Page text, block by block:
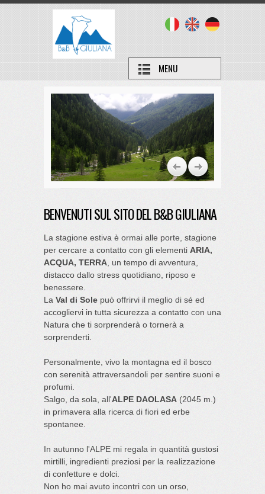
MENU
BENVENUTI SUL SITO DEL B&B GIULIANA
La stagione estiva è ormai alle porte, stagione
per cercare a contatto con gli elementi ARIA,
ACQUA, TERRA , un tempo di avventura,
distacco dallo stress quotidiano, riposo e
benessere.
La Val di Sole può offrirvi il meglio di sé ed
accogliervi in tutta sicurezza a contatto con una
Natura che ti sorprenderà o tornerà a
sorprenderti.
Personalmente, vivo la montagna ed il bosco
con serenità attraversandoli per sentire suoni e
profumi.
Salgo, da sola, all'ALPE DAOLASA (2045 m.)
in primavera alla ricerca di fiori ed erbe
spontanee.
In autunno l'ALPE mi regala in quantità gustosi
mirtilli, ingredienti preziosi per la realizzazione
di confetture e dolci.
Non ho mai avuto incontri con un orso,